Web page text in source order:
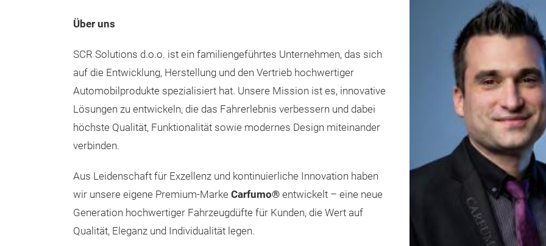
Über uns
SCR Solutions d.o.o. ist ein familiengeführtes Unternehmen, das sich
auf die Entwicklung, Herstellung und den Vertrieb hochwertiger
Automobilprodukte spezialisiert hat. Unsere Mission ist es, innovative
Lösungen zu entwickeln, die das Fahrerlebnis verbessern und dabei
höchste Qualität, Funktionalität sowie modernes Design miteinander
verbinden.
Aus Leidenschaft für Exzellenz und kontinuierliche Innovation haben
wir unsere eigene Premium-Marke Carfumo® entwickelt – eine neue
Generation hochwertiger Fahrzeugdüfte für Kunden, die Wert auf
Qualität, Eleganz und Individualität legen.